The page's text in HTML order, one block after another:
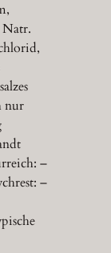
nur
–
–